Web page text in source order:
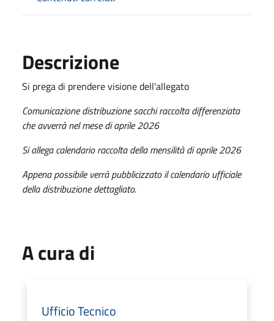
Descrizione
Si prega di prendere visione dell'allegato
Comunicazione distribuzione sacchi raccolta differenziata
che avverrà nel mese di aprile 2026
Si allega calendario raccolta della mensilità di aprile 2026
Appena possibile verrà pubblicizzato il calendario ufficiale
della distribuzione dettagliato.
A cura di
Ufficio Tecnico